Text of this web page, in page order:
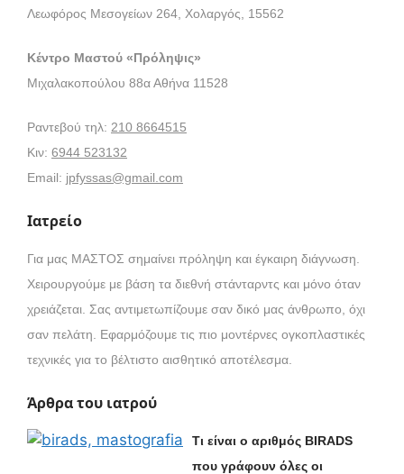
Λεωφόρος Μεσογείων 264, Χολαργός, 15562
Κέντρο Μαστού «Πρόληψις»
Μιχαλακοπούλου 88α Αθήνα 11528
Ραντεβού τηλ: 210 8664515
Κιν: 6944 523132
Email: jpfyssas@gmail.com
Ιατρείο
Για μας ΜΑΣΤΟΣ σημαίνει πρόληψη και έγκαιρη διάγνωση.
Χειρουργούμε με βάση τα διεθνή στάνταρντς και μόνο όταν
χρειάζεται. Σας αντιμετωπίζουμε σαν δικό μας άνθρωπο, όχι
σαν πελάτη. Εφαρμόζουμε τις πιο μοντέρνες ογκοπλαστικές
τεχνικές για το βέλτιστο αισθητικό αποτέλεσμα.
Άρθρα του ιατρού
Τι είναι ο αριθμός BIRADS
που γράφουν όλες οι